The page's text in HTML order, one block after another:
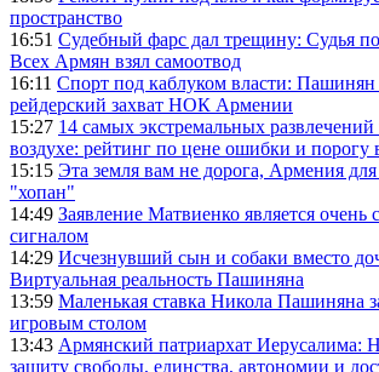
пространство
16:51 Судебный фарс дал трещину: Судья
Всех Армян взял самоотвод
16:11 Спорт под каблуком власти: Пашинян
рейдерский захват НОК Армении
15:27 14 самых экстремальных
воздухе: рейтинг по цене ошибки и порогу
15:15 Эта земля вам не дорога, Армения
"хопан"
14:49 Заявление Матвиенко является очень
сигналом
14:29 Исчезнувший сын и собаки вместо
Виртуальная реальность Пашиняна
13:59 Маленькая ставка Никола Пашиняна
игровым столом
13:43 Армянский патриархат Иерусалима:
защиту свободы, единства, автономии и